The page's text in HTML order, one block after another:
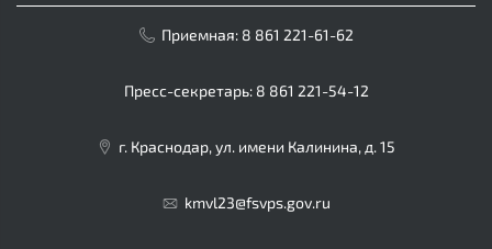
Приемная: 8 861 221-61-62
Пресс-секретарь: 8 861 221-54-12
г. Краснодар, ул. имени Калинина, д. 15
kmvl23@fsvps.gov.ru